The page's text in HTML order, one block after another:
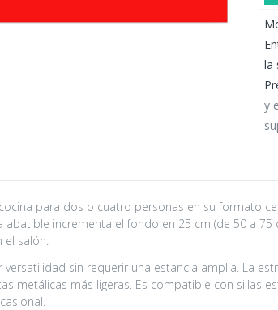
la
y
para dos o cuatro personas en su formato
incrementa el fondo en 25 cm (de 50 a 75
salón.
sin requerir una estancia amplia. La
metálicas más ligeras. Es compatible con sillas